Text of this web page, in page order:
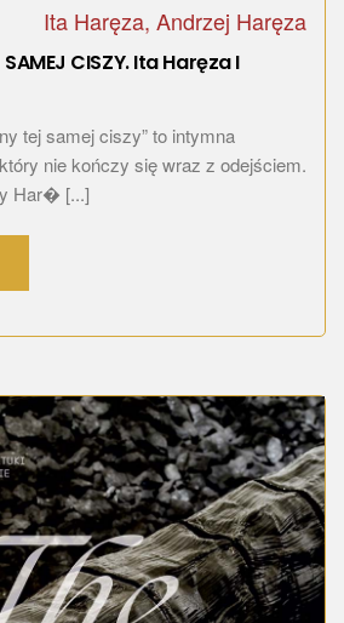
Ita Haręza, Andrzej Haręza
SAMEJ CISZY. Ita Haręza I
tej samej ciszy” to intymna
nie kończy się wraz z odejściem.
Har� [...]